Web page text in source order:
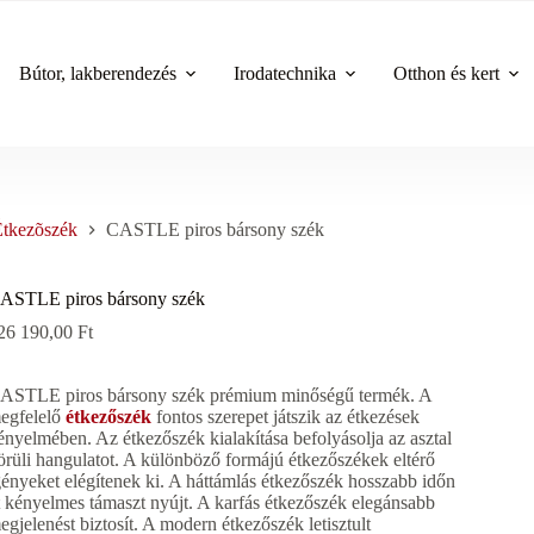
Bútor, lakberendezés Irodatechnika Otthon és kert
CASTLE piros bársony szék
piros bársony szék
190,00Ft
piros bársony szék prémium minőségű termék. A
étkezőszék fontos szerepet játszik az étkezések
Az étkezőszék kialakítása befolyásolja az asztal
hangulatot. A különböző formájú étkezőszékek eltérő
elégítenek ki. A háttámlás étkezőszék hosszabb időn
kényelmes támaszt nyújt. A karfás étkezőszék elegánsabb
biztosít. A modern étkezőszék letisztult